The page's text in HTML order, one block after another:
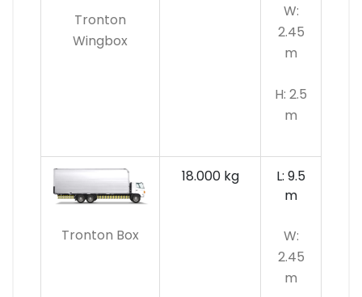
Tronton
Wingbox
W:
2.45
m
H: 2.5
m
Tronton Box
18.000 kg
L: 9.5
m
W:
2.45
m